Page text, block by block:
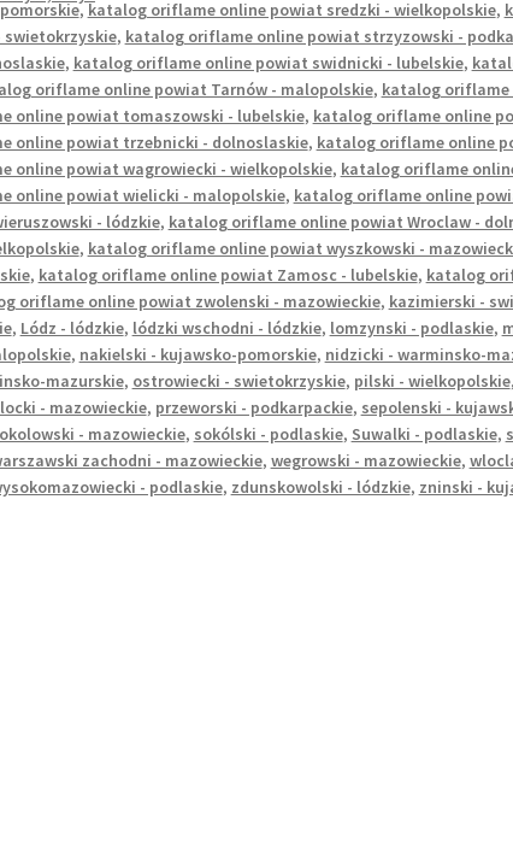
,katalog oriflame online powiat sredzki - wielkopolskie,
, katalog oriflame online powiat strzyzowski -
, katalog oriflame online powiat swidnicki - lubelskie,
oriflame online powiat Tarnów - malopolskie, katalog
online powiat tomaszowski - lubelskie, katalog oriflame online
online powiat trzebnicki - dolnoslaskie, katalog oriflame online
online powiat wagrowiecki - wielkopolskie, katalog oriflame
online powiat wielicki - malopolskie, katalog oriflame online
- lódzkie, katalog oriflame online powiat Wroclaw -
, katalog oriflame online powiat wyszkowski -
, katalog oriflame online powiat Zamosc - lubelskie, katalog
oriflame online powiat zwolenski - mazowieckie, kazimierski -
, Lódz - lódzkie, lódzki wschodni - lódzkie, lomzynski - podlaskie,
, nakielski - kujawsko-pomorskie, nidzicki - warminsko-
mazurskie, ostrowiecki - swietokrzyskie, pilski - wielkopolskie,
- mazowieckie, przeworski - podkarpackie, sepolenski -
- mazowieckie, sokólski - podlaskie, Suwalki - podlaskie,
zachodni - mazowieckie, wegrowski - mazowieckie,
- podlaskie, zdunskowolski - lódzkie, zninski -